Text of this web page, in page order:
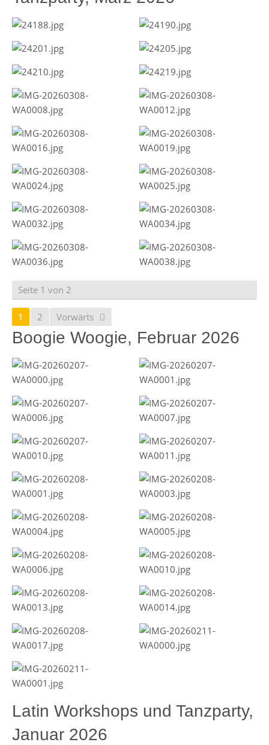
Seite 1 von 2
1 2 Vorwärts
Boogie Woogie, Februar 2026
Latin Workshops und Tanzparty,
Januar 2026